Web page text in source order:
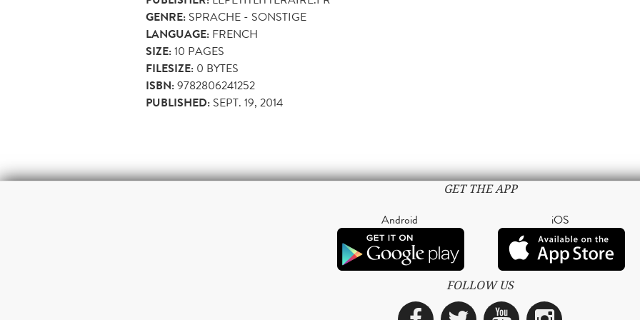
GENRE: SPRACHE - SONSTIGE
LANGUAGE: FRENCH
SIZE:10 PAGES
FILESIZE: 0 BYTES
ISBN:9782806241252
PUBLISHED: SEPT. 19, 2014
GET THE APP
Android iOS
FOLLOW US